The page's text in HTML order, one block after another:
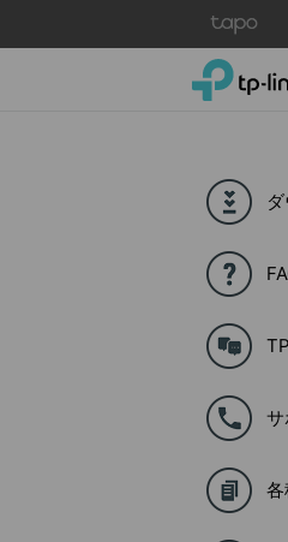
TP-Link,